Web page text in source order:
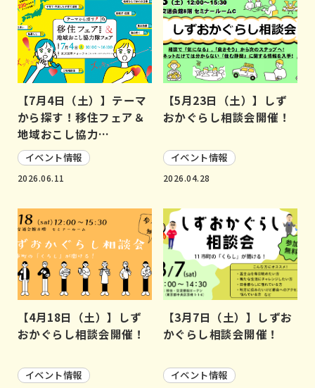
【7月4日（土）】テーマ
から探す！移住フェア＆
地域おこし協力…
イベント情報
2026.06.11
【5月23日（土）】しず
おかぐらし相談会開催！
イベント情報
2026.04.28
【4月18日（土）】しず
おかぐらし相談会開催！
イベント情報
【3月7日（土）】しずお
かぐらし相談会開催！
イベント情報